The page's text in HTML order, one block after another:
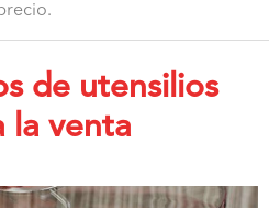
de utensilios
la venta